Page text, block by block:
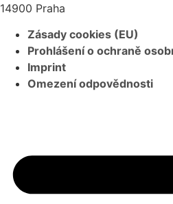
14900 Praha
Zásady cookies (EU)
Prohlášení o ochraně
Imprint
Omezení odpovědnosti